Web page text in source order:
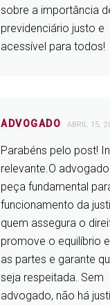
sobre a importância
previdenciário justo e
acessível para todos!
ADVOGADO ABRIL 15,
Parabéns pelo post!
relevante.O
peça fundamental
funcionamento da
quem assegura o
promove o equilíbrio
as partes e garante
seja respeitada. Sem
advogado, não há